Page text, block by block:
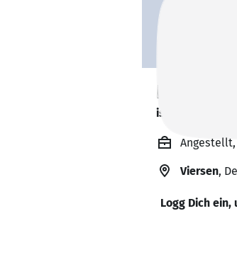
Dimitri
ist gesund und
Angestellt,
Viersen,
Logg Dich ein,